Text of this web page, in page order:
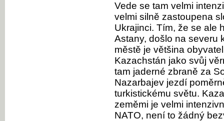
Vede se tam velmi
velmi silně zastoupena
Ukrajinci. Tím, že se ale
Astany, došlo na severu
městě je většina
Kazachstán jako svůj
tam jaderné zbraně za
Nazarbajev jezdí
turkistickému světu.
zeměmi je velmi
NATO, není to žádný